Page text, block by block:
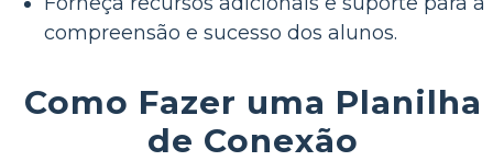
compreensão e sucesso dos alunos.
Como Fazer uma Planilha
de Conexão